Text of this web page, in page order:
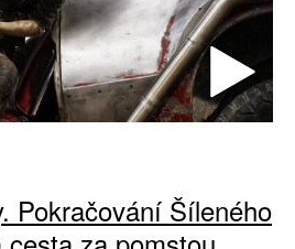
Pokračování Šíleného